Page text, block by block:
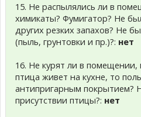
15. Не распылялись ли в
химикаты? Фумигатор? Не
других резких запахов? Не
(пыль, грунтовки и пр.)?: нет
16. Не курят ли в помещении,
птица живет на кухне, то
антипригарным покрытием?
присутствии птицы?: нет